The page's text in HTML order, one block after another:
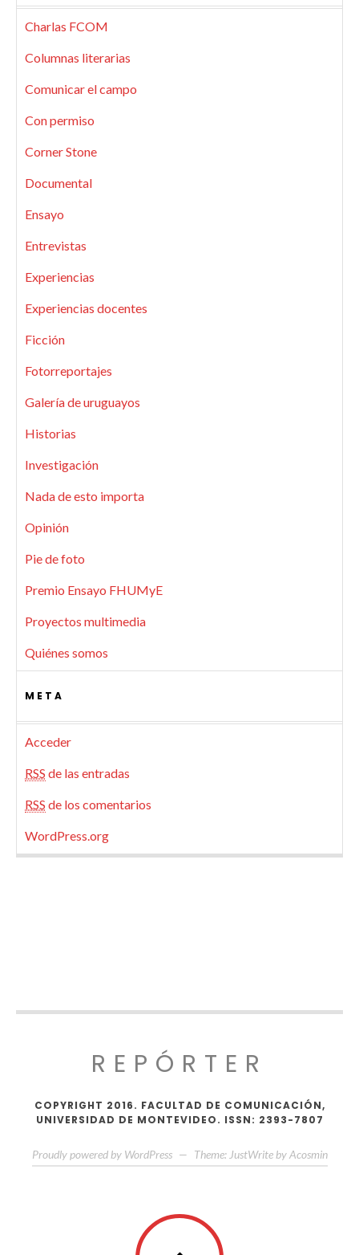
Charlas FCOM
Columnas literarias
Comunicar el campo
Con permiso
Corner Stone
Documental
Ensayo
Entrevistas
Experiencias
Experiencias docentes
Ficción
Fotorreportajes
Galería de uruguayos
Historias
Investigación
Nada de esto importa
Opinión
Pie de foto
Premio Ensayo FHUMyE
Proyectos multimedia
Quiénes somos
META
Acceder
RSS de las entradas
RSS de los comentarios
WordPress.org
REPÓRTER
COPYRIGHT 2016. FACULTAD DE COMUNICACIÓN,
UNIVERSIDAD DE MONTEVIDEO. ISSN: 2393-7807
Proudly powered by WordPress — Theme: JustWrite by Acosmin